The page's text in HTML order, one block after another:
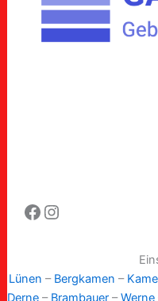
Facebook
Instagram
Lünen – Bergkamen –
Derne – Brambauer –Werne